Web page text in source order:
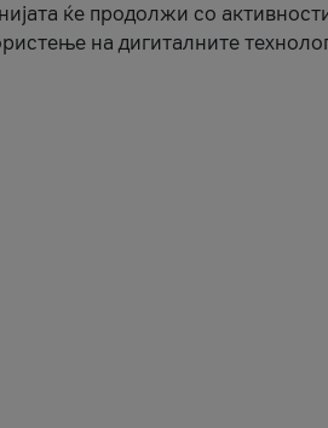
ќе продолжи со
на дигиталните